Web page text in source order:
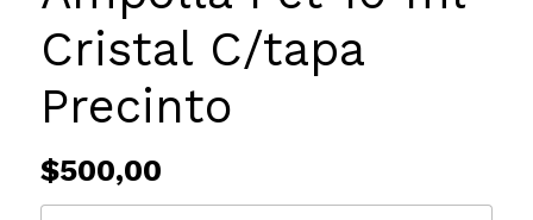
Cristal C/tapa
Precinto
$500,00